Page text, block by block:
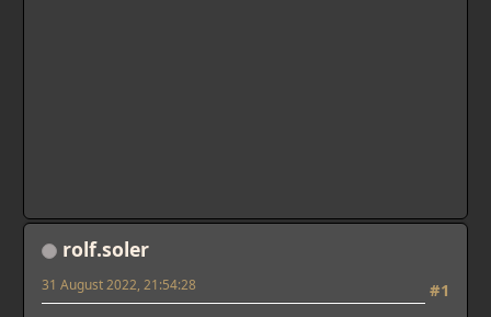
rolf.soler
#1
31 August 2022, 21:54:28